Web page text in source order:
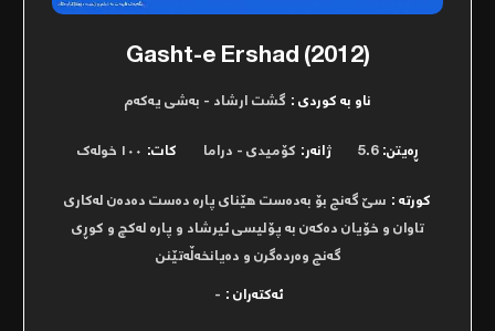
Gasht-e Ershad (2012)
ناو بە کوردی : گشت ارشاد - بەشی یەکەم
ڕەیتن: 5.6 ژانەر: کۆمیدی - دراما کات: ١٠٠ خولەک
کورتە : سێ گەنج بۆ بەدەست هێنای پارە دەست دەدەن لەکاری
تاوان و خۆیان دەکەن بە پۆلیسی ئیرشاد و پارە لەکچ و کوڕی
گەنج وەردەگرن و دەیانخەڵەتێنن
ئەکتەران : -